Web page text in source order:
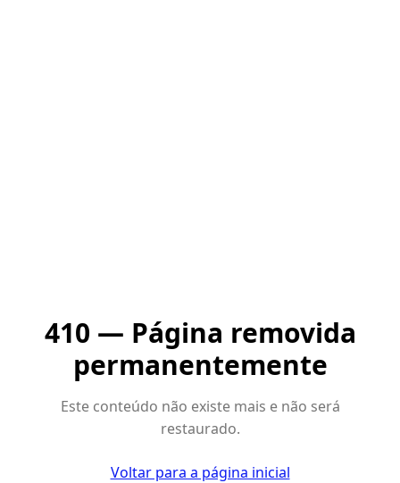
410 — Página removida
permanentemente
Este conteúdo não existe mais e não será
restaurado.
Voltar para a página inicial